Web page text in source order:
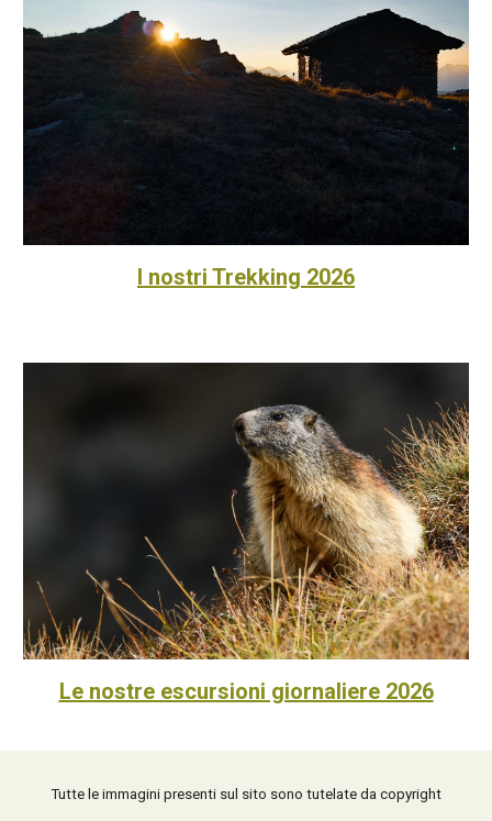
I nostri Trekking 2026
Le nostre escursioni giornaliere 2026
Tutte le immagini presenti sul sito sono tutelate da copyright